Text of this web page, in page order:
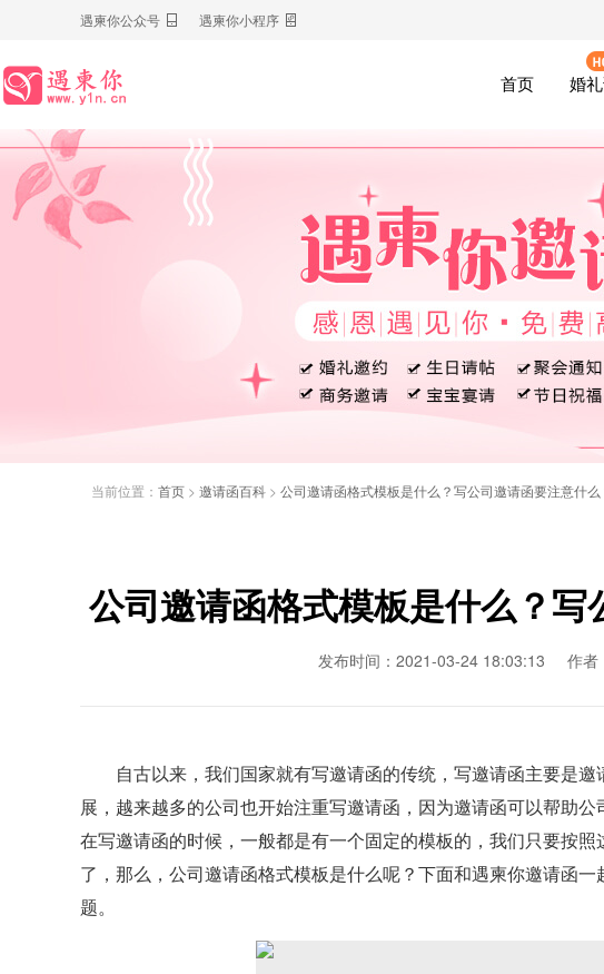
遇柬你公众号 遇柬你小程序
首页 婚
当前位置： 首页 > 邀请函百科 > 公司邀请函格式模板是什么？写公司邀请函要注意什么
公司邀请函格式模板是什么？写
发布时间：2021-03-24 18:03:13 作者
自古以来，我们国家就有写邀请函的传统，写邀请函主要是邀
展，越来越多的公司也开始注重写邀请函，因为邀请函可以帮助
在写邀请函的时候，一般都是有一个固定的模板的，我们只要按
了，那么，公司邀请函格式模板是什么呢？下面和遇柬你邀请函
题。